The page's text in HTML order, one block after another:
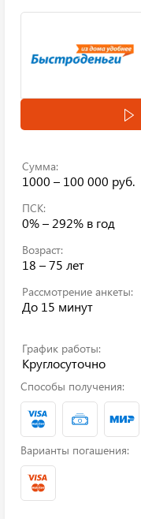
Сумма:
1000 – 100 000 руб.
ПСК:
0% – 292% в год
Возраст:
18 – 75 лет
Рассмотрение анкеты:
До 15 минут
График работы:
Круглосуточно
Способы получения:
Варианты погашения: